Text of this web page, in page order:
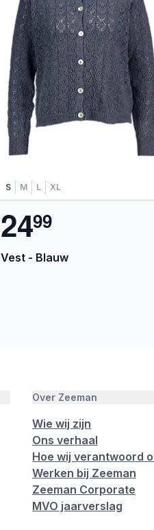
S M L XL
2499
Vest - Blauw
Over Zeeman
Wie wij zijn
Ons verhaal
Hoe wij verantwoord
Werken bij Zeeman
Zeeman Corporate
MVO jaarverslag